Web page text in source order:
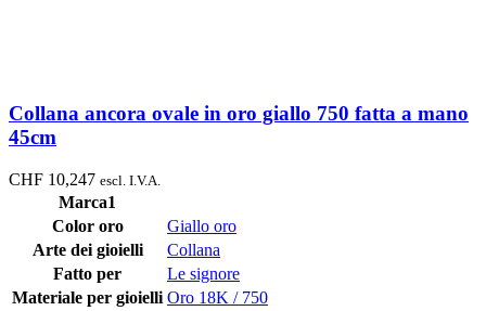
Collana ancora ovale in oro giallo 750 fatta a mano
45cm
CHF 10,247 escl. I.V.A.
Marca1
Color oro
Giallo oro
Arte dei gioielli
Collana
Fatto per
Le signore
Materiale per gioielli Oro 18K / 750